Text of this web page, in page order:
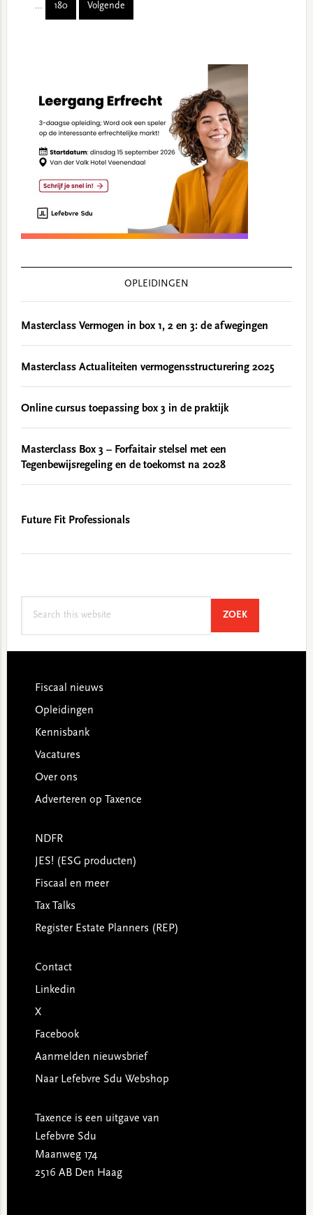
omitted
… Page
180 Volgende
OPLEIDINGEN
Masterclass Vermogen in box 1, 2 en 3: de afwegingen
Masterclass Actualiteiten vermogensstructurering 2025
Online cursus toepassing box 3 in de praktijk
Masterclass Box 3 – Forfaitair stelsel met een
Tegenbewijsregeling en de toekomst na 2028
Future Fit Professionals
ZOEKSEARCH
Footer
Fiscaal nieuws
Opleidingen
Kennisbank
Vacatures
Over ons
Adverteren op Taxence
NDFR
JES! (ESG producten)
Fiscaal en meer
Tax Talks
Register Estate Planners (REP)
Contact
Linkedin
X
Facebook
Aanmelden nieuwsbrief
Naar Lefebvre Sdu Webshop
Taxence is een uitgave van
Lefebvre Sdu
Maanweg 174
2516 AB Den Haag